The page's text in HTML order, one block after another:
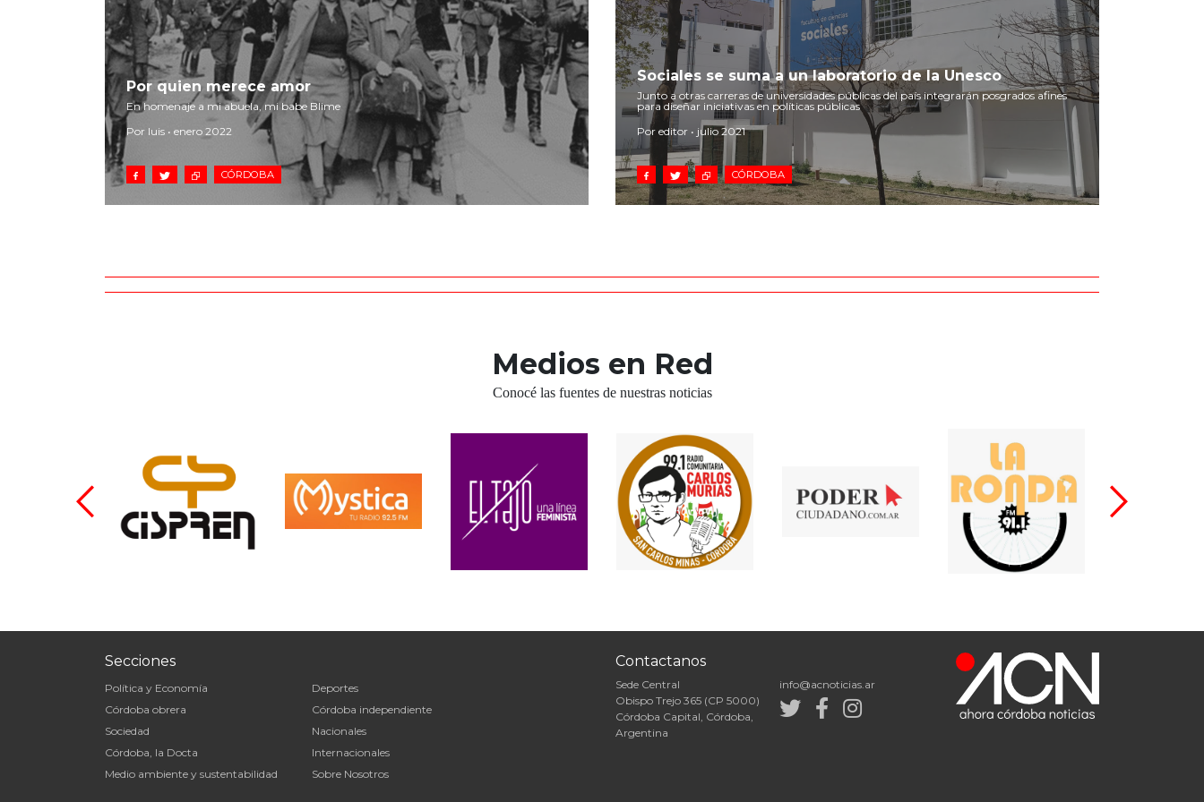
Por quien merece amor
En homenaje a mi abuela, mi babe Blime
Por luis • enero 2022
CÓRDOBA
Sociales se suma a un laboratorio de la Unesco
Junto a otras carreras de universidades públicas del país integrarán posgrados afines
para diseñar iniciativas en políticas públicas
Por editor • julio 2021
CÓRDOBA
Medios en Red
Conocé las fuentes de nuestras noticias
Secciones
Política y Economía
Córdoba obrera
Sociedad
Córdoba, la Docta
Medio ambiente y sustentabilidad
Deportes
Córdoba independiente
Nacionales
Internacionales
Sobre Nosotros
Contactanos
Sede Central
Obispo Trejo 365 (CP 5000)
Córdoba Capital, Córdoba,
Argentina
info@acnoticias.ar